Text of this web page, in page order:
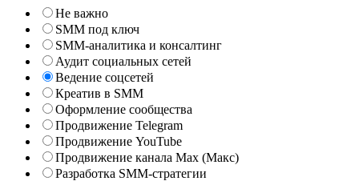
Не важно
SMM под ключ
SMM-аналитика и консалтинг
Аудит социальных сетей
Ведение соцсетей
Креатив в SMM
Оформление сообщества
Продвижение Telegram
Продвижение YouTube
Продвижение канала Max (Макс)
Разработка SMM-стратегии